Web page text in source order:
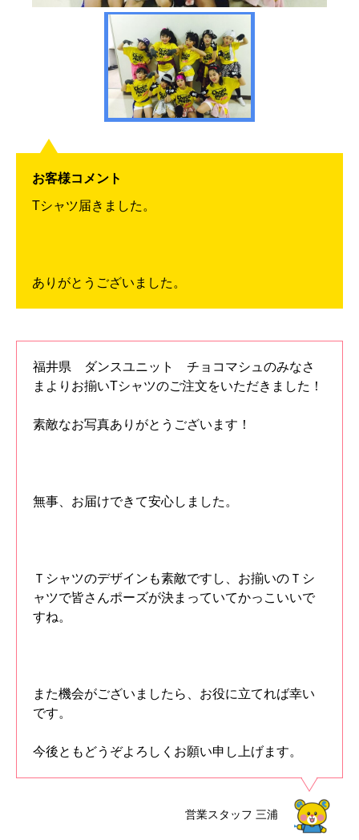
お客様コメント
Tシャツ届きました。
ありがとうございました。
福井県 ダンスユニット チョコマシュのみなさ
まよりお揃いTシャツのご注文をいただきました！
素敵なお写真ありがとうございます！
無事、お届けできて安心しました。
Ｔシャツのデザインも素敵ですし、お揃いのＴシ
ャツで皆さんポーズが決まっていてかっこいいで
すね。
また機会がございましたら、お役に立てれば幸い
です。
今後ともどうぞよろしくお願い申し上げます。
営業スタッフ 三浦